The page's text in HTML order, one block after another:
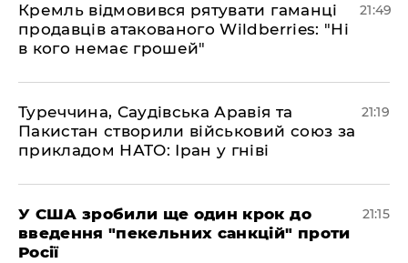
​Кремль відмовився рятувати гаманці
продавців атакованого Wildberries: "Ні
в кого немає грошей"
21:49
​Туреччина, Саудівська Аравія та
Пакистан створили військовий союз за
прикладом НАТО: Іран у гніві
21:19
​У США зробили ще один крок до
введення "пекельних санкцій" проти
Росії
21:15